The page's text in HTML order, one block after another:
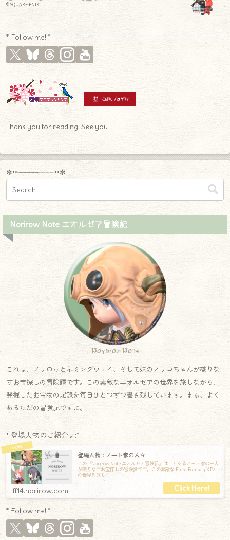
© SQUARE ENIX
* Follow me! *
Thank you for reading. See you !
✼••┈┈┈┈┈┈┈┈┈••✼
Norirow Note エオルゼア冒険記
Norirow Note
これは、ノリロゥとネミングウェイ、そして妹のノリコちゃんが織りな
すお宝探しの冒険譚です。この素敵なエオルゼアの世界を旅しながら、
発掘したお宝物の記録を毎日ひとつずつ書き残しています。まぁ、よく
あるただの冒険記ですよ。
* 登場人物のご紹介.｡.:*
登場人物：ノート家の人々
この『Norirow Note エオルゼア冒険記』は―とあるノート家の三人
が織りなすお宝探しの冒険譚です。この素敵な Final Fantasy XIV
の世界を旅しな
ff14.norirow.com
* Follow me! *